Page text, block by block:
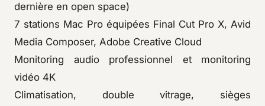
dernière en open space)
7 stations Mac Pro équipées Final Cut Pro X, Avid
Media Composer, Adobe Creative Cloud
Monitoring audio professionnel et monitoring
vidéo 4K
Climatisation, double vitrage, sièges